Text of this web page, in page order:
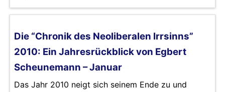
Die “Chronik des Neoliberalen Irrsinns”
2010: Ein Jahresrückblick von Egbert
Scheunemann – Januar
Das Jahr 2010 neigt sich seinem Ende zu und